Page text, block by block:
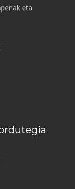
eta